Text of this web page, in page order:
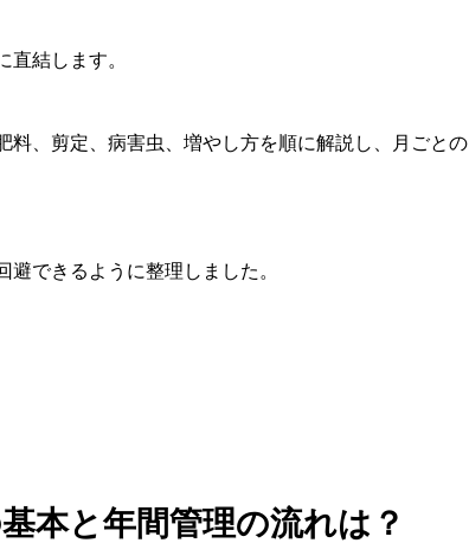
結します。
、剪定、病害虫、増やし方を順に解説し、月ごとの
できるように整理しました。
本と年間管理の流れは？